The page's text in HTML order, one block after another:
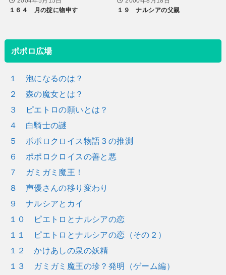
１６４ 月の掟に物申す １９ ナルシアの父親
ポポロ広場
１ 泡になるのは？
２ 森の魔女とは？
３ ピエトロの願いとは？
４ 白騎士の謎
５ ポポロクロイス物語３の推測
６ ポポロクロイスの善と悪
７ ガミガミ魔王！
８ 声優さんの移り変わり
９ ナルシアとカイ
１０ ピエトロとナルシアの恋
１１ ピエトロとナルシアの恋（その２）
１２ かけあしの泉の妖精
１３ ガミガミ魔王の珍？発明（ゲーム編）